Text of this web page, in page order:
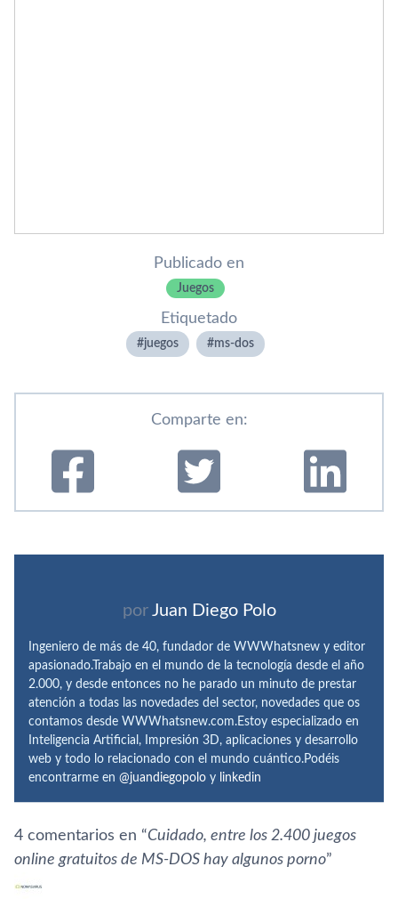
Publicado en
Juegos
Etiquetado
juegos ms-dos
Comparte en:
por Juan Diego Polo
Ingeniero de más de 40, fundador de WWWhatsnew y editor
apasionado.Trabajo en el mundo de la tecnología desde el año
2.000, y desde entonces no he parado un minuto de prestar
atención a todas las novedades del sector, novedades que os
contamos desde WWWhatsnew.com.Estoy especializado en
Inteligencia Artificial, Impresión 3D, aplicaciones y desarrollo
web y todo lo relacionado con el mundo cuántico.Podéis
encontrarme en @juandiegopolo y linkedin
4 comentarios en “Cuidado, entre los 2.400 juegos
online gratuitos de MS-DOS hay algunos porno”